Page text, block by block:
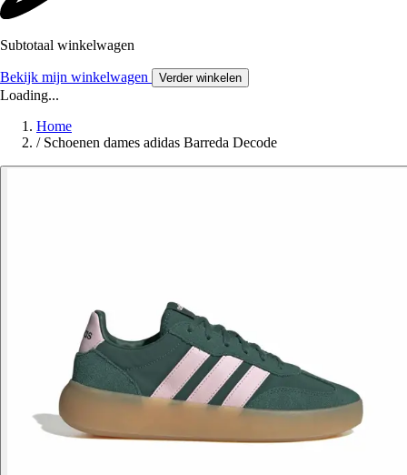
Subtotaal winkelwagen
Bekijk mijn winkelwagen Verder winkelen
Loading...
Home
/ Schoenen dames adidas Barreda Decode